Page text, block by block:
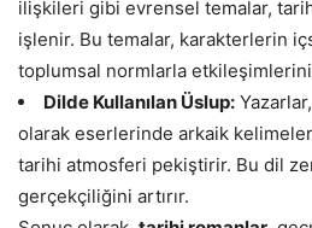
ilişkileri gibi evrensel temalar,
işlenir. Bu temalar, karakterlerin
toplumsal normlarla etkileşimlerini
Dilde Kullanılan Üslup:
olarak eserlerinde arkaik
tarihi atmosferi pekiştirir. Bu dil
gerçekçiliğini artırır.